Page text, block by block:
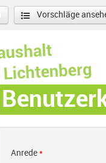
Vorschläge
Anrede *